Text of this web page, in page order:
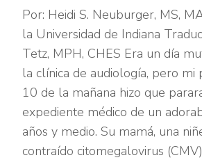
Por: Heidi S. Neuburger, MS,
la Universidad de Indiana
Tetz, MPH, CHES Era un día
la clínica de audiología, pero mi
10 de la mañana hizo que
expediente médico de un
años y medio. Su mamá, una
contraído citomegalovirus